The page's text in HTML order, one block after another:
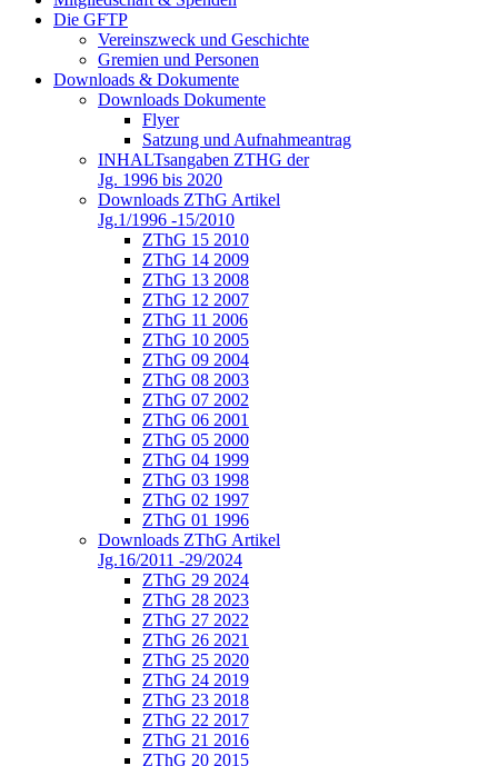
Die GFTP
Vereinszweck und Geschichte
Gremien und Personen
Downloads & Dokumente
Downloads Dokumente
Flyer
Satzung und Aufnahmeantrag
INHALTsangaben ZTHG der
Jg. 1996 bis 2020
Downloads ZThG Artikel
Jg.1/1996 -15/2010
ZThG 15 2010
ZThG 14 2009
ZThG 13 2008
ZThG 12 2007
ZThG 11 2006
ZThG 10 2005
ZThG 09 2004
ZThG 08 2003
ZThG 07 2002
ZThG 06 2001
ZThG 05 2000
ZThG 04 1999
ZThG 03 1998
ZThG 02 1997
ZThG 01 1996
Downloads ZThG Artikel
Jg.16/2011 -29/2024
ZThG 29 2024
ZThG 28 2023
ZThG 27 2022
ZThG 26 2021
ZThG 25 2020
ZThG 24 2019
ZThG 23 2018
ZThG 22 2017
ZThG 21 2016
ZThG 20 2015